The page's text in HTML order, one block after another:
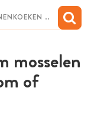
mosselen
of